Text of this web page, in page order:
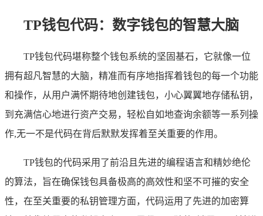
TP钱包代码：数字钱包的智慧大脑
TP钱包代码堪称整个钱包系统的坚固基石，它就像一位
拥有超凡智慧的大脑，精准而有序地指挥着钱包的每一个功能
和操作，从用户满怀期待地创建钱包，小心翼翼地存储私钥，
到充满信心地进行资产交易，轻松自如地查询余额等一系列操
作,无一不是代码在背后默默发挥着至关重要的作用。
TP钱包的代码采用了前沿且先进的编程语言和精妙绝伦
的算法，旨在确保钱包具备极高的高效性和坚不可摧的安全
性，在至关重要的私钥管理方面，代码运用了先进的加密算